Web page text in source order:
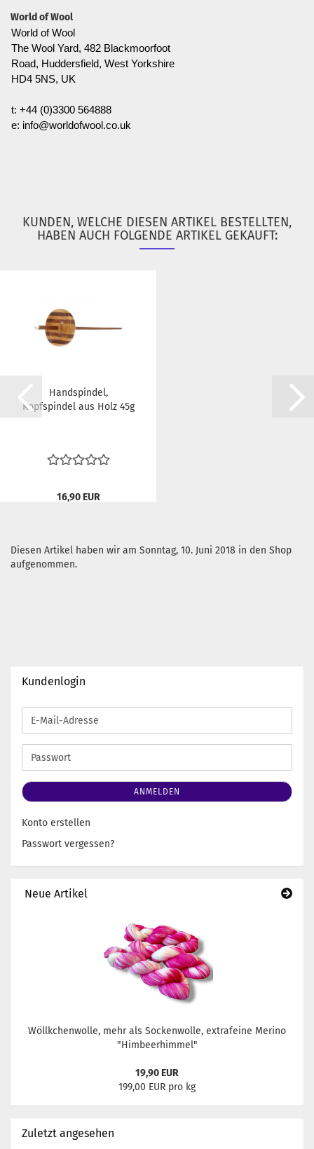
World of Wool
World of Wool
The Wool Yard, 482 Blackmoorfoot
Road, Huddersfield, West Yorkshire
HD4 5NS, UK
t: +44 (0)3300 564888
e: info@worldofwool.co.uk
KUNDEN, WELCHE DIESEN ARTIKEL BESTELLTEN,
HABEN AUCH FOLGENDE ARTIKEL GEKAUFT:
Handspindel,
Kopfspindel aus Holz 45g
16,90 EUR
Diesen Artikel haben wir am Sonntag, 10. Juni 2018 in den Shop
aufgenommen.
Kundenlogin
E-
Mail-
Adresse
Passwort
ANMELDEN
Konto erstellen
Passwort vergessen?
Neue Artikel
Wöllkchenwolle, mehr als Sockenwolle, extrafeine Merino
"Himbeerhimmel"
19,90 EUR
199,00 EUR pro kg
Zuletzt angesehen